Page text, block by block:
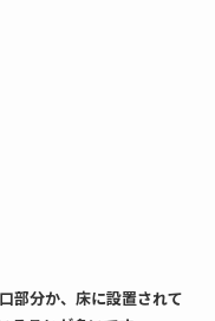
部分か、床に設置されて